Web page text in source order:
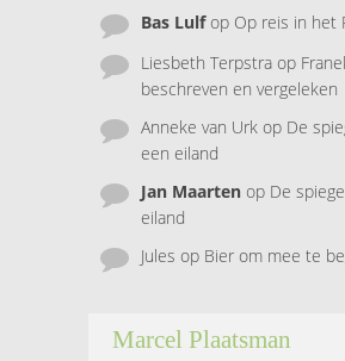
Bas Lulfop Op reis in het
Liesbeth Terpstra op
beschreven en vergeleken
Anneke van Urk op De
een eiland
Jan Maarten op De
eiland
Jules op Bier om mee te
Marcel Plaatsman